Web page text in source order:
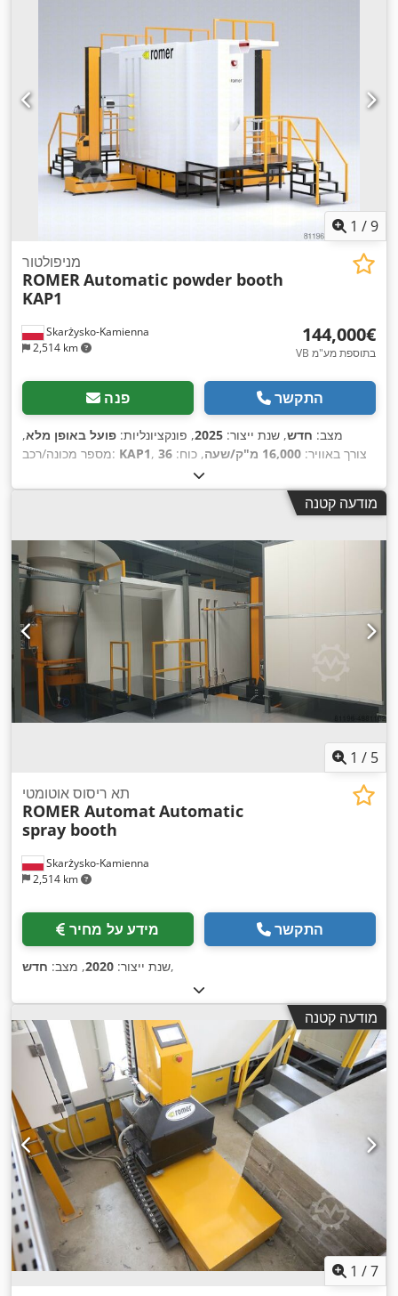
1 /9
Skarżysko-Kamienna
2,514 km
מניפולטור
ROMERAutomatic powder booth
KAP1
‏144,000 ‏€
VB בתוספת מע"מ
פנה התקשר
מצב: חדש, שנת ייצור: 2025, פונקציונליות: פועל באופן מלא,
מספר מכונה/רכב: KAP1 , צורך באוויר: 16,000 מ"ק/שעה , כוח: 36
, קיבולת יניקה:
נהג,
מודעה קטנה
1 / 5
Skarżysko-Kamienna
2,514 km
תא ריסוס אוטומטי
ROMER AutomatAutomatic
spray booth
מידע על מחיר התקשר
שנת ייצור: 2020, מצב: חדש ,
מודעה קטנה
1 /7